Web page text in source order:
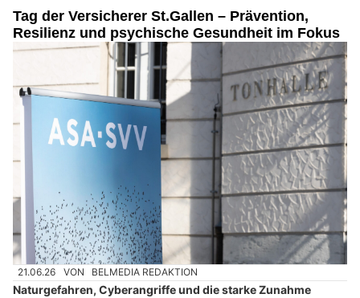
Tag der Versicherer St.Gallen – Prävention,
Resilienz und psychische Gesundheit im Fokus
21.06.26 VON BELMEDIA REDAKTION
Naturgefahren, Cyberangriffe und die starke Zunahme